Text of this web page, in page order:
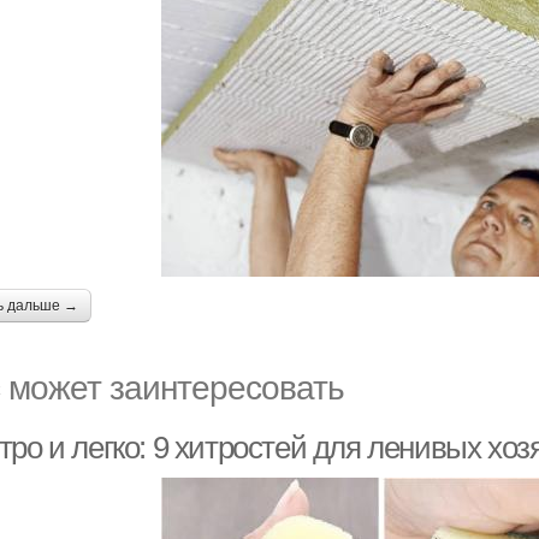
дальше →
заинтересовать
и легко: 9 хитростей для ленивых